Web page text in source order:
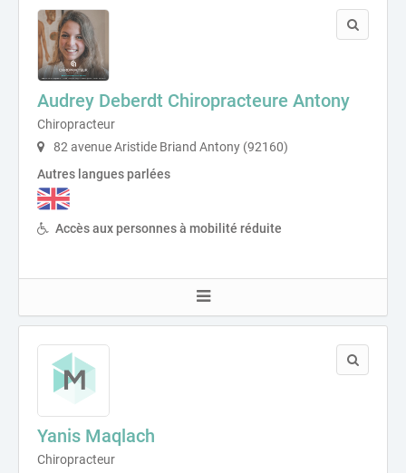
Audrey Deberdt Chiropracteure Antony
Chiropracteur
82 avenue Aristide Briand Antony (92160)
Autres langues parlées
Accès aux personnes à mobilité réduite
Yanis Maqlach
Chiropracteur